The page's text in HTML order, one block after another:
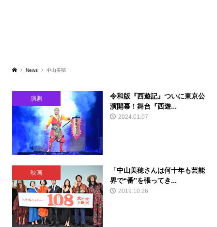
News 中山美穂
演劇
令和版『西遊記』ついに東京公
演開幕！舞台『西遊...
2024.01.07
映画
「中山美穂さんは何十年も芸能
界で“番”を張ってき...
2019.10.26